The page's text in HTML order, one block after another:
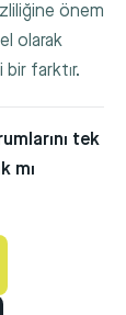
önem
olarak
bir farktır.
tek
mı